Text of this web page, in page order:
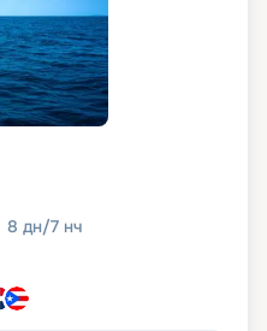
8 дн/7 нч